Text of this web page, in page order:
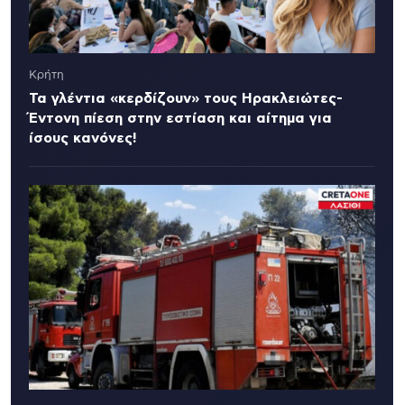
Κρήτη
Τα γλέντια «κερδίζουν» τους Ηρακλειώτες-
Έντονη πίεση στην εστίαση και αίτημα για
ίσους κανόνες!